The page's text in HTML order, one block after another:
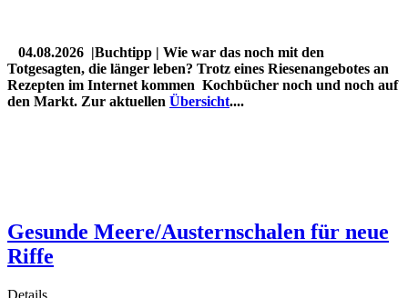
04.08.2026 |Buchtipp | Wie war das noch mit den
Totgesagten, die länger leben? Trotz eines Riesenangebotes an
Rezepten im Internet kommen Kochbücher noch und noch auf
den Markt. Zur aktuellen Übersicht....
Gesunde Meere/Austernschalen für neue
Riffe